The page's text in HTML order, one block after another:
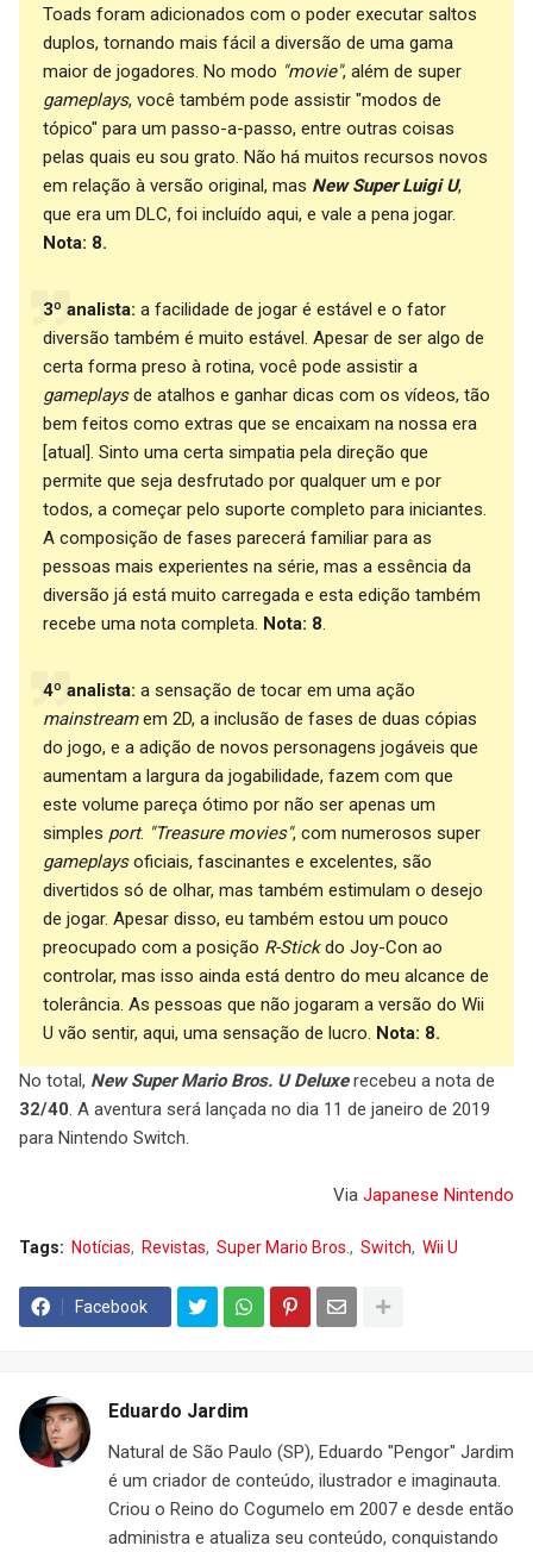
Toads foram adicionados com o poder executar saltos
duplos, tornando mais fácil a diversão de uma gama
maior de jogadores. No modo "movie", além de super
gameplays, você também pode assistir "modos de
tópico" para um passo-a-passo, entre outras coisas
pelas quais eu sou grato. Não há muitos recursos novos
em relação à versão original, mas New Super Luigi U,
que era um DLC, foi incluído aqui, e vale a pena jogar.
Nota: 8.
3º analista: a facilidade de jogar é estável e o fator
diversão também é muito estável. Apesar de ser algo de
certa forma preso à rotina, você pode assistir a
gameplaysde atalhos e ganhar dicas com os vídeos, tão
bem feitos como extras que se encaixam na nossa era
[atual]. Sinto uma certa simpatia pela direção que
permite que seja desfrutado por qualquer um e por
todos, a começar pelo suporte completo para iniciantes.
A composição de fases parecerá familiar para as
pessoas mais experientes na série, mas a essência da
diversão já está muito carregada e esta edição também
recebe uma nota completa. Nota: 8.
4º analista: a sensação de tocar em uma ação
mainstreamem 2D, a inclusão de fases de duas cópias
do jogo, e a adição de novos personagens jogáveis que
aumentam a largura da jogabilidade, fazem com que
este volume pareça ótimo por não ser apenas um
simples port. "Treasure movies", com numerosos super
gameplaysoficiais, fascinantes e excelentes, são
divertidos só de olhar, mas também estimulam o desejo
de jogar. Apesar disso, eu também estou um pouco
preocupado com a posição R-Stickdo Joy-Con ao
controlar, mas isso ainda está dentro do meu alcance de
tolerância. As pessoas que não jogaram a versão do Wii
U vão sentir, aqui, uma sensação de lucro. Nota: 8.
No total, New Super Mario Bros. U Deluxerecebeu a nota de
32/40. A aventura será lançada no dia 11 de janeiro de 2019
para Nintendo Switch.
Via Japanese Nintendo
Tags: Notícias Revistas Super Mario Bros. Switch Wii U
Facebook
Eduardo Jardim
Natural de São Paulo (SP), Eduardo "Pengor" Jardim
é um criador de conteúdo, ilustrador e imaginauta.
Criou o Reino do Cogumelo em 2007 e desde então
administra e atualiza seu conteúdo, conquistando